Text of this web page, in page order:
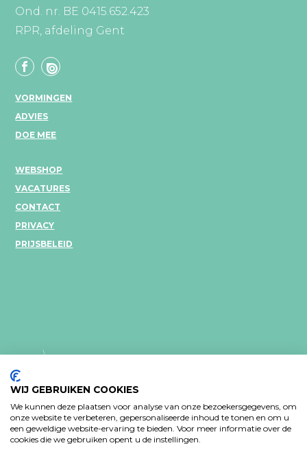
Ond. nr. BE 0415.652.423
RPR, afdeling Gent
VORMINGEN
ADVIES
DOE MEE
WEBSHOP
VACATURES
CONTACT
PRIVACY
PRIJSBELEID
PRIVACY VERKLARING
WIJ GEBRUIKEN COOKIES
We kunnen deze plaatsen voor analyse van onze bezoekersgegevens, om
onze website te verbeteren, gepersonaliseerde inhoud te tonen en om u
een geweldige website-ervaring te bieden. Voor meer informatie over de
cookies die we gebruiken opent u de instellingen.